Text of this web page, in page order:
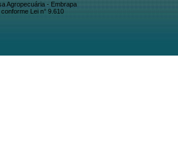
Agropecuária - Embrapa
Lei n° 9.610